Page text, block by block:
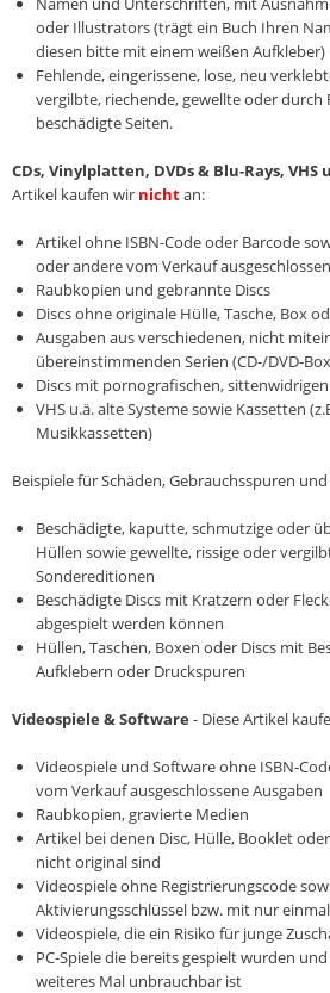
oder Illustrators (trägt ein Buch Ihren
diesen bitte mit einem weißen Aufkleber)
Fehlende, eingerissene, lose, neu
vergilbte, riechende, gewellte oder durch
beschädigte Seiten.
CDs, Vinylplatten, DVDs & Blu-Rays, VHS
Artikel kaufen wir nichtan:
Artikel ohne ISBN-Code oder Barcode
oder andere vom Verkauf
Raubkopien und gebrannte Discs
Discs ohne originale Hülle, Tasche, Box
Ausgaben aus verschiedenen, nicht
übereinstimmenden Serien (CD-/DVD-
Discs mit pornografischen,
VHS u.ä. alte Systeme sowie Kassetten
Musikkassetten)
Beispiele für Schäden, Gebrauchsspuren
Beschädigte, kaputte, schmutzige oder
Hüllen sowie gewellte, rissige oder
Sondereditionen
Beschädigte Discs mit Kratzern oder
abgespielt werden können
Hüllen, Taschen, Boxen oder Discs mit
Aufklebern oder Druckspuren
Videospiele & Software - Diese Artikel
Videospiele und Software ohne ISBN-
vom Verkauf ausgeschlossene Ausgaben
Raubkopien, gravierte Medien
Artikel bei denen Disc, Hülle, Booklet
nicht original sind
Videospiele ohne Registrierungscode
Aktivierungsschlüssel bzw. mit nur
Videospiele, die ein Risiko für junge
PC-Spiele die bereits gespielt wurden
weiteres Mal unbrauchbar ist